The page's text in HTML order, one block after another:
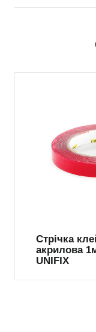
Стрічка
акрилова
UNIFIX